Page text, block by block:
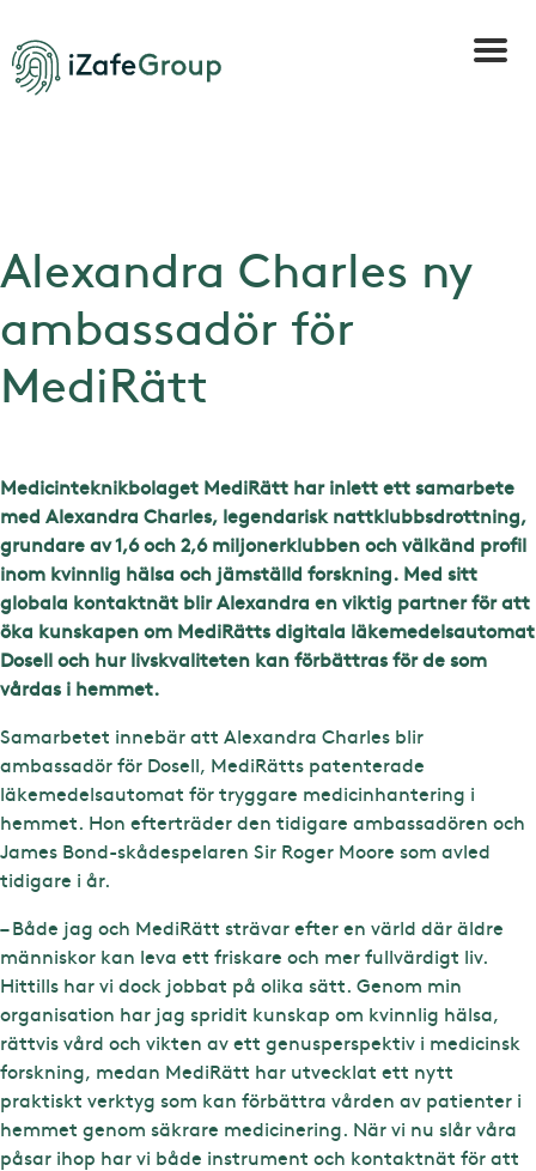
Alexandra Charles ny
ambassadör för
MediRätt
Medicinteknikbolaget MediRätt har inlett ett samarbete
med Alexandra Charles, legendarisk nattklubbsdrottning,
grundare av 1,6 och 2,6 miljonerklubben och välkänd profil
inom kvinnlig hälsa och jämställd forskning. Med sitt
globala kontaktnät blir Alexandra en viktig partner för att
öka kunskapen om MediRätts digitala läkemedelsautomat
Dosell och hur livskvaliteten kan förbättras för de som
vårdas i hemmet.
Samarbetet innebär att Alexandra Charles blir
ambassadör för Dosell, MediRätts patenterade
läkemedelsautomat för tryggare medicinhantering i
hemmet. Hon efterträder den tidigare ambassadören och
James Bond-skådespelaren Sir Roger Moore som avled
tidigare i år.
– Både jag och MediRätt strävar efter en värld där äldre
människor kan leva ett friskare och mer fullvärdigt liv.
Hittills har vi dock jobbat på olika sätt. Genom min
organisation har jag spridit kunskap om kvinnlig hälsa,
rättvis vård och vikten av ett genusperspektiv i medicinsk
forskning, medan MediRätt har utvecklat ett nytt
praktiskt verktyg som kan förbättra vården av patienter i
hemmet genom säkrare medicinering. När vi nu slår våra
påsar ihop har vi både instrument och kontaktnät för att